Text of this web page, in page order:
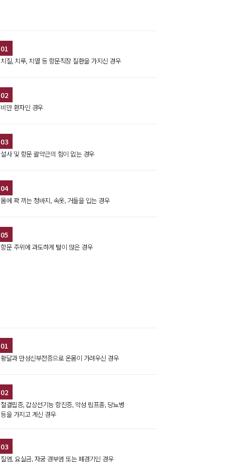
01
치질, 치루, 치열 등 항문직장 질환을 가지신 경우
02
비만 환자인 경우
03
설사 및 항문 괄약근의 힘이 없는 경우
04
몸에 꽉 끼는 청바지, 속옷, 거들을 입는 경우
05
항문 주위에 과도하게 털이 많은 경우
01
황달과 만성신부전증으로 온몸이 가려우신 경우
02
철결핍증, 갑상선기능 항진증, 악성 림프종, 당뇨병
등을 가지고 계신 경우
03
질염, 요실금, 자궁 경부염 또는 폐경기인 경우